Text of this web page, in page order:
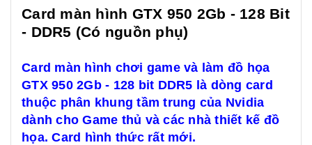
Card màn hình GTX 950 2Gb - 128 Bit
- DDR5 (Có nguồn phụ)
Card màn hình chơi game và làm đồ họa
GTX 950 2Gb - 128 bit DDR5 là dòng card
thuộc phân khung tầm trung của Nvidia
dành cho Game thủ và các nhà thiết kế đồ
họa. Card hình thức rất mới.